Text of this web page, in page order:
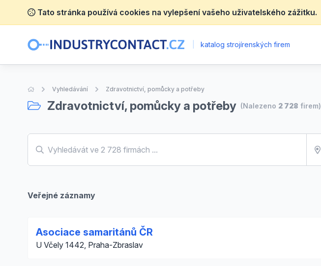
Tato stránka používá cookies na vylepšení vašeho uživatelského zážitku.
katalog strojírenských firem
Úvodní stránka
Vyhledávání Zdravotnictví, pomůcky a potřeby
Zdravotnictví, pomůcky a potřeby (Nalezeno 2 728 firem)
Veřejné záznamy
Asociace samaritánů ČR
U Včely 1442, Praha-Zbraslav